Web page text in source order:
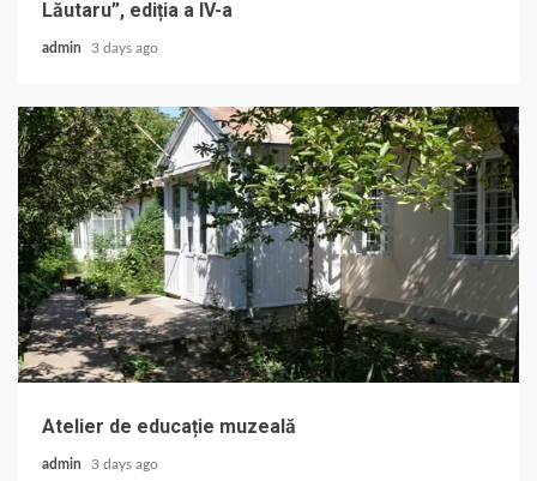
Lăutaru”, ediția a IV-a
admin 3 days ago
Atelier de educație muzeală
admin 3 days ago